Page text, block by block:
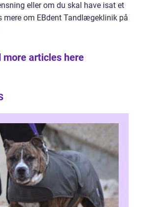
eller om du skal have isat et
om EBdent Tandlægeklinik på
more articles here